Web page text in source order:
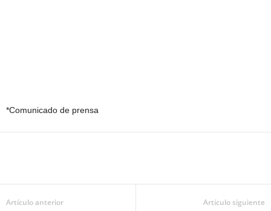
*Comunicado de prensa
Artículo anterior Artículo siguiente